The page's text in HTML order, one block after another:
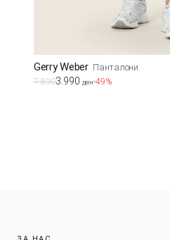
Gerry Weber Панталони
7.8903.990 ден-49%